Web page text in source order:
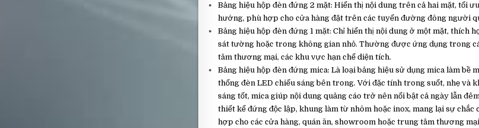
Bảng hiệu hộp đèn đứng 2 mặt: Hiển thị nội dung trên cả hai mặt, tối
hướng, phù hợp cho cửa hàng đặt trên các tuyến đường đông người
Bảng hiệu hộp đèn đứng 1 mặt: Chỉ hiển thị nội dung ở một mặt, thích
sát tường hoặc trong không gian nhỏ. Thường được ứng dụng trong
tâm thương mại, các khu vực hạn chế diện tích.
Bảng hiệu hộp đèn đứng mica: Là loại bảng hiệu sử dụng mica làm bề
thống đèn LED chiếu sáng bên trong. Với đặc tính trong suốt, nhẹ và
sáng tốt, mica giúp nội dung quảng cáo trở nên nổi bật cả ngày lẫn
thiết kế đứng độc lập, khung làm từ nhôm hoặc inox, mang lại sự chắc
hợp cho các cửa hàng, quán ăn, showroom hoặc trung tâm thương